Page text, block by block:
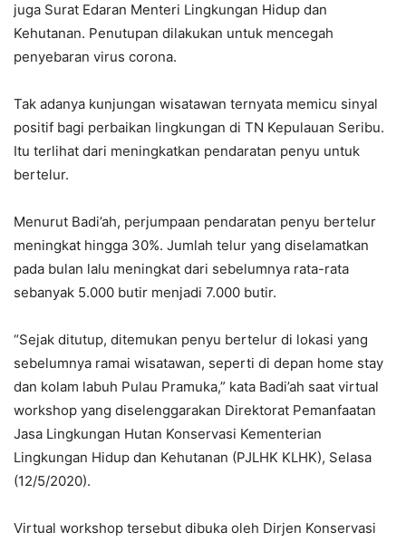
juga Surat Edaran Menteri Lingkungan Hidup dan
Kehutanan. Penutupan dilakukan untuk mencegah
penyebaran virus corona.
Tak adanya kunjungan wisatawan ternyata memicu sinyal
positif bagi perbaikan lingkungan di TN Kepulauan Seribu.
Itu terlihat dari meningkatkan pendaratan penyu untuk
bertelur.
Menurut Badi’ah, perjumpaan pendaratan penyu bertelur
meningkat hingga 30%. Jumlah telur yang diselamatkan
pada bulan lalu meningkat dari sebelumnya rata-rata
sebanyak 5.000 butir menjadi 7.000 butir.
“Sejak ditutup, ditemukan penyu bertelur di lokasi yang
sebelumnya ramai wisatawan, seperti di depan home stay
dan kolam labuh Pulau Pramuka,” kata Badi’ah saat virtual
workshop yang diselenggarakan Direktorat Pemanfaatan
Jasa Lingkungan Hutan Konservasi Kementerian
Lingkungan Hidup dan Kehutanan (PJLHK KLHK), Selasa
(12/5/2020).
Virtual workshop tersebut dibuka oleh Dirjen Konservasi